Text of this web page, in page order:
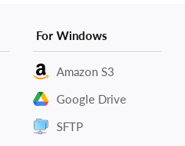
For Windows
Amazon S3
Google Drive
SFTP